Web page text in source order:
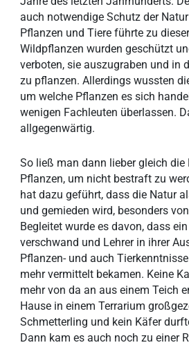
auch notwendige Schutz der
Pflanzen und Tiere führte zu
Wildpflanzen wurden geschützt
verboten, sie auszugraben und in
zu pflanzen. Allerdings wussten
um welche Pflanzen es sich
wenigen Fachleuten überlassen.
allgegenwärtig.
So ließ man dann lieber gleich die
Pflanzen, um nicht bestraft zu
hat dazu geführt, dass die Natur
und gemieden wird, besonders
Begleitet wurde es davon, dass
verschwand und Lehrer in ihrer
Pflanzen- und auch
mehr vermittelt bekamen. Keine
mehr von da an aus einem Teich
Hause in einem Terrarium
Schmetterling und kein Käfer
Dann kam es auch noch zu einer